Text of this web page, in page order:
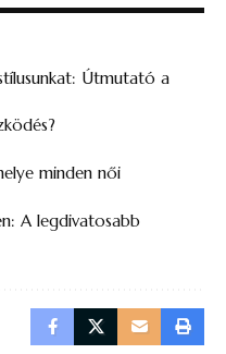
Útmutató a
minden női
A legdivatosabb